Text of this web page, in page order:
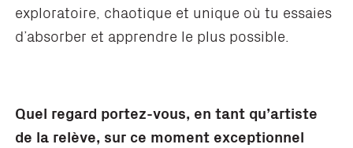
exploratoire, chaotique et unique où tu essaies
d’absorber et apprendre le plus possible.
Quel regard portez-vous, en tant qu’artiste
de la relève, sur ce moment exceptionnel